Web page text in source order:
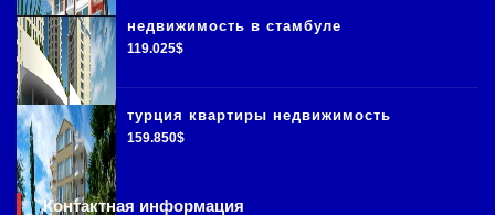
недвижимость в стамбуле
119.025$
турция квартиры недвижимость
159.850$
Контактная информация